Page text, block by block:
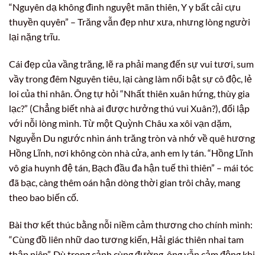
“Nguyên dạ không đình nguyệt mãn thiên, Y y bất cải cựu
thuyền quyên” – Trăng vẫn đẹp như xưa, nhưng lòng người
lại nặng trĩu.
Cái đẹp của vầng trăng, lẽ ra phải mang đến sự vui tươi, sum
vầy trong đêm Nguyên tiêu, lại càng làm nổi bật sự cô độc, lẻ
loi của thi nhân. Ông tự hỏi “Nhất thiên xuân hứng, thùy gia
lạc?” (Chẳng biết nhà ai được hưởng thú vui Xuân?), đối lập
với nỗi lòng mình. Từ một Quỳnh Châu xa xôi vạn dặm,
Nguyễn Du ngước nhìn ánh trăng tròn và nhớ về quê hương
Hồng Lĩnh, nơi không còn nhà cửa, anh em ly tán. “Hồng Lĩnh
vô gia huynh đệ tán, Bạch đầu đa hận tuế thì thiên” – mái tóc
đã bạc, càng thêm oán hận dòng thời gian trôi chảy, mang
theo bao biến cố.
Bài thơ kết thúc bằng nỗi niềm cảm thương cho chính mình:
“Cùng đồ liên nhữ dao tương kiến, Hải giác thiên nhai tam